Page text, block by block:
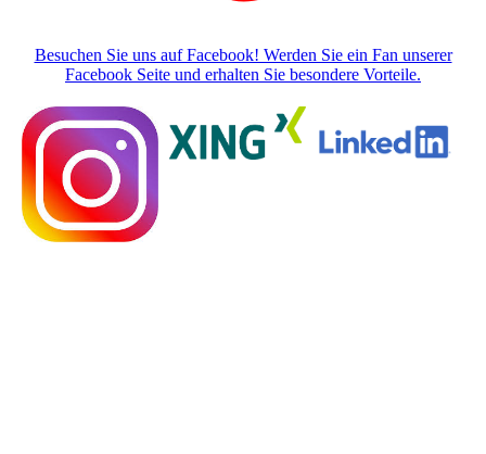
Besuchen Sie uns auf Facebook! Werden Sie ein Fan unserer
Facebook Seite und erhalten Sie besondere Vorteile.